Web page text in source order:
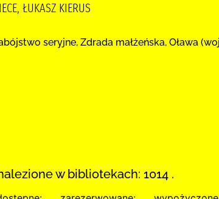
ŁUKASZ KIERUS
seryjne, Zdrada małżeńska, Oława
w bibliotekach: 1014 .